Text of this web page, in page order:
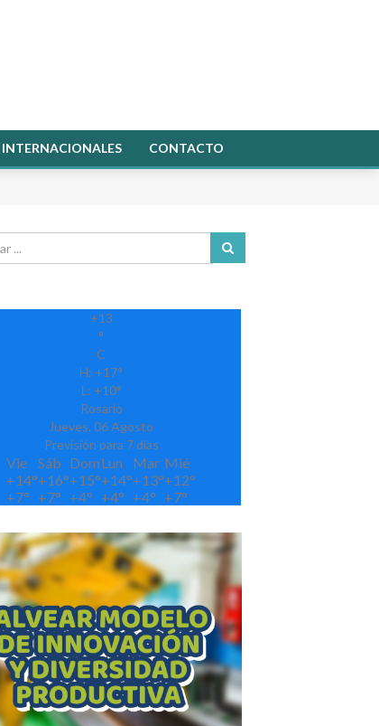
INTERNACIONALES CONTACTO
+13
°
C
H: +17°
L: +10°
Rosario
Jueves, 06 Agosto
Previsión para 7 días
Vie Sáb DomLun Mar Mié
+14°+16°+15°+14°+13°+12°
+7° +7° +4° +4° +4° +7°